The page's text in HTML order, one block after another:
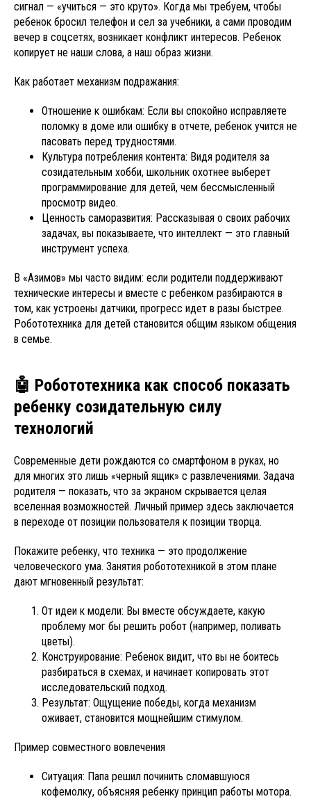
сигнал — «учиться — это круто». Когда мы требуем, чтобы
ребенок бросил телефон и сел за учебники, а сами проводим
вечер в соцсетях, возникает конфликт интересов. Ребенок
копирует не наши слова, а наш образ жизни.
Как работает механизм подражания:
Отношение к ошибкам: Если вы спокойно исправляете
поломку в доме или ошибку в отчете, ребенок учится не
пасовать перед трудностями.
Культура потребления контента: Видя родителя за
созидательным хобби, школьник охотнее выберет
программирование для детей, чем бессмысленный
просмотр видео.
Ценность саморазвития: Рассказывая о своих рабочих
задачах, вы показываете, что интеллект — это главный
инструмент успеха.
В «Азимов» мы часто видим: если родители поддерживают
технические интересы и вместе с ребенком разбираются в
том, как устроены датчики, прогресс идет в разы быстрее.
Робототехника для детей становится общим языком общения
в семье.
🤖 Робототехника как способ показать
ребенку созидательную силу
технологий
Современные дети рождаются со смартфоном в руках, но
для многих это лишь «черный ящик» с развлечениями. Задача
родителя — показать, что за экраном скрывается целая
вселенная возможностей. Личный пример здесь заключается
в переходе от позиции пользователя к позиции творца.
Покажите ребенку, что техника — это продолжение
человеческого ума. Занятия робототехникой в этом плане
дают мгновенный результат:
От идеи к модели: Вы вместе обсуждаете, какую
проблему мог бы решить робот (например, поливать
цветы).
Конструирование: Ребенок видит, что вы не боитесь
разбираться в схемах, и начинает копировать этот
исследовательский подход.
Результат: Ощущение победы, когда механизм
оживает, становится мощнейшим стимулом.
Пример совместного вовлечения
Ситуация: Папа решил починить сломавшуюся
кофемолку, объясняя ребенку принцип работы мотора.